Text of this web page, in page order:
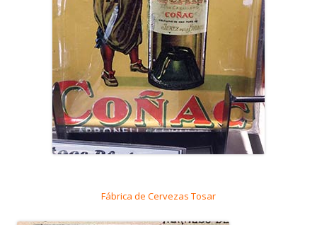
Fábrica de Cervezas Tosar